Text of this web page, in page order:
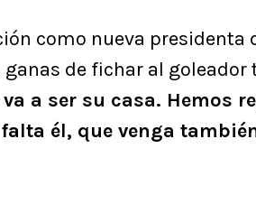
como nueva presidenta
ganas de fichar al goleador
a ser su casa. Hemos
él, que venga